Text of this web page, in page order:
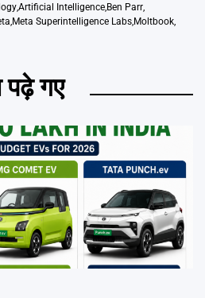
,Artificial Intelligence,Ben Parr,
,Meta Superintelligence Labs,Moltbook,
पढ़े गए